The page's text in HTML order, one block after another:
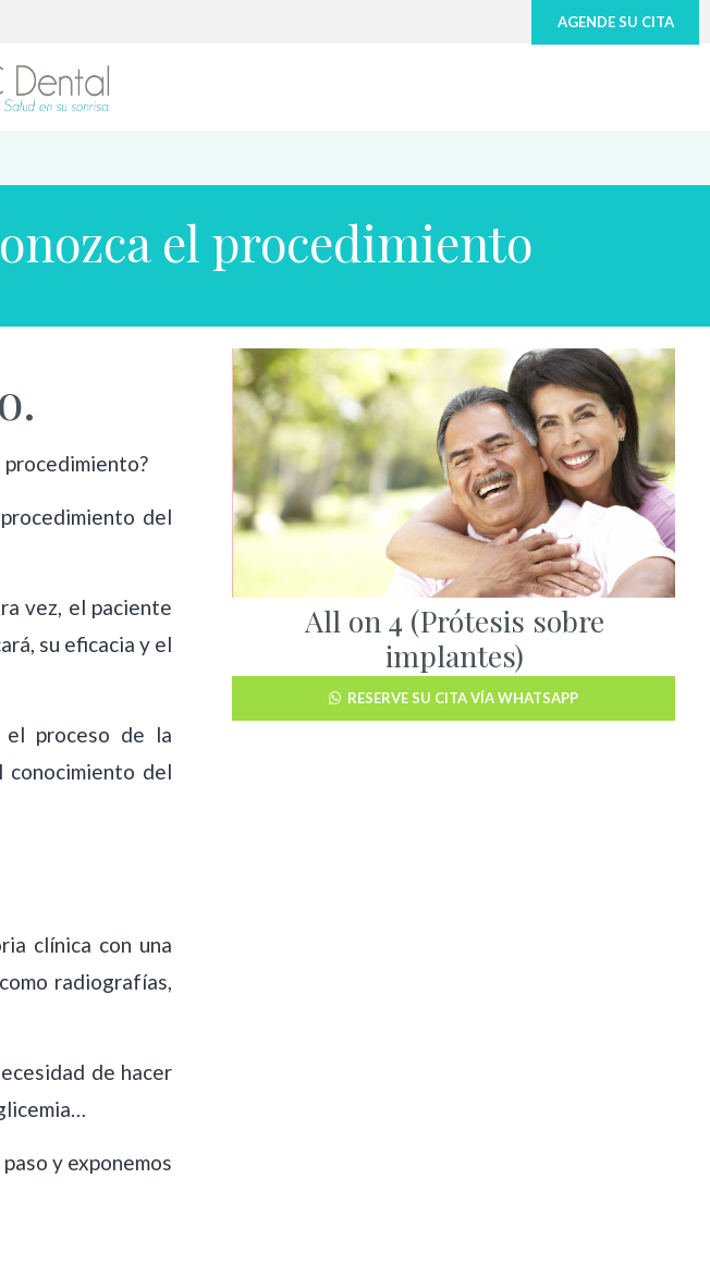
AGENDE SU CITA
el procedimiento
procedimiento?
del
vez, el paciente
su eficacia y el
el proceso de la
conocimiento del
clínica con una
radiografías,
de hacer
y exponemos
All on 4 (Prótesis sobre
implantes)
RESERVE SU CITA VÍA WHATSAPP